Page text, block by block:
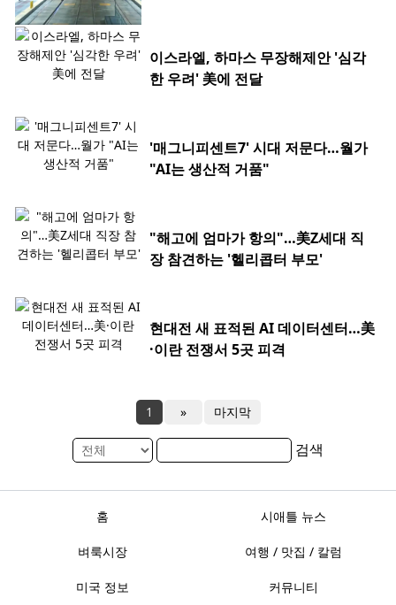
이스라엘, 하마스 무장해제안 '심각
한 우려' 美에 전달
'매그니피센트7' 시대 저문다…월가
"AI는 생산적 거품"
"해고에 엄마가 항의"…美Z세대 직
장 참견하는 '헬리콥터 부모'
현대전 새 표적된 AI 데이터센터…美
·이란 전쟁서 5곳 피격
1 » 마지막
검색
홈 시애틀 뉴스
벼룩시장 여행 / 맛집 / 칼럼
미국 정보 커뮤니티